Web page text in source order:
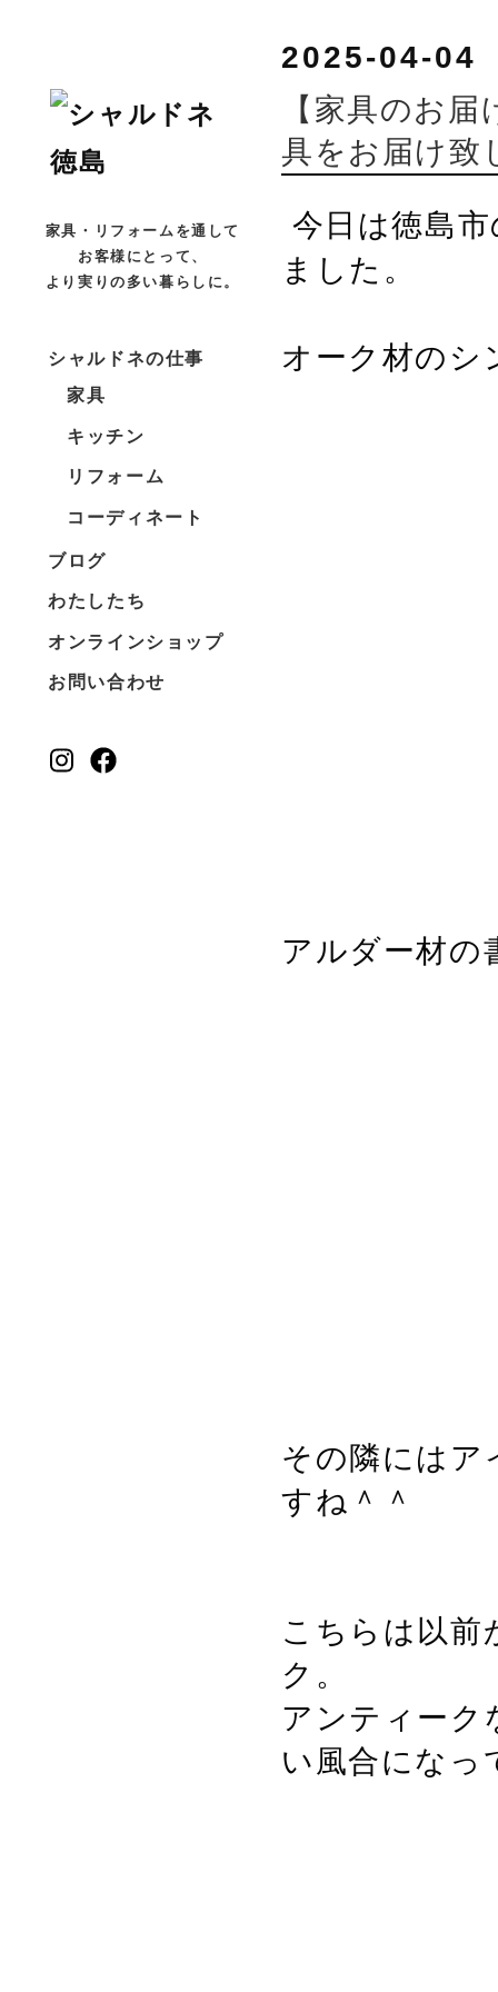
家具・リフォームを通して
お客様にとって、
より実りの多い暮らしに。
シャルドネの仕事
家具
キッチン
リフォーム
コーディネート
ブログ
わたしたち
オンラインショップ
お問い合わせ
2025-04-04
【家具のお
具をお届け致
今日は徳島
ました。
オーク材の
アルダー材の
その隣には
すね＾＾
こちらは以
ク。
アンティー
い風合にな